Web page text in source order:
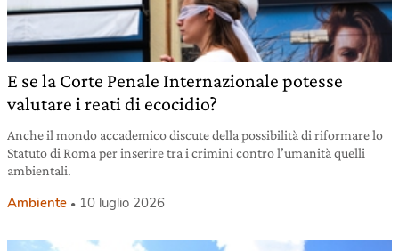
E se la Corte Penale Internazionale potesse
valutare i reati di ecocidio?
Anche il mondo accademico discute della possibilità di riformare lo
Statuto di Roma per inserire tra i crimini contro l’umanità quelli
ambientali.
Ambiente 10 luglio 2026